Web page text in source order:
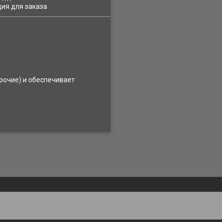
для заказа
и обеспечивает